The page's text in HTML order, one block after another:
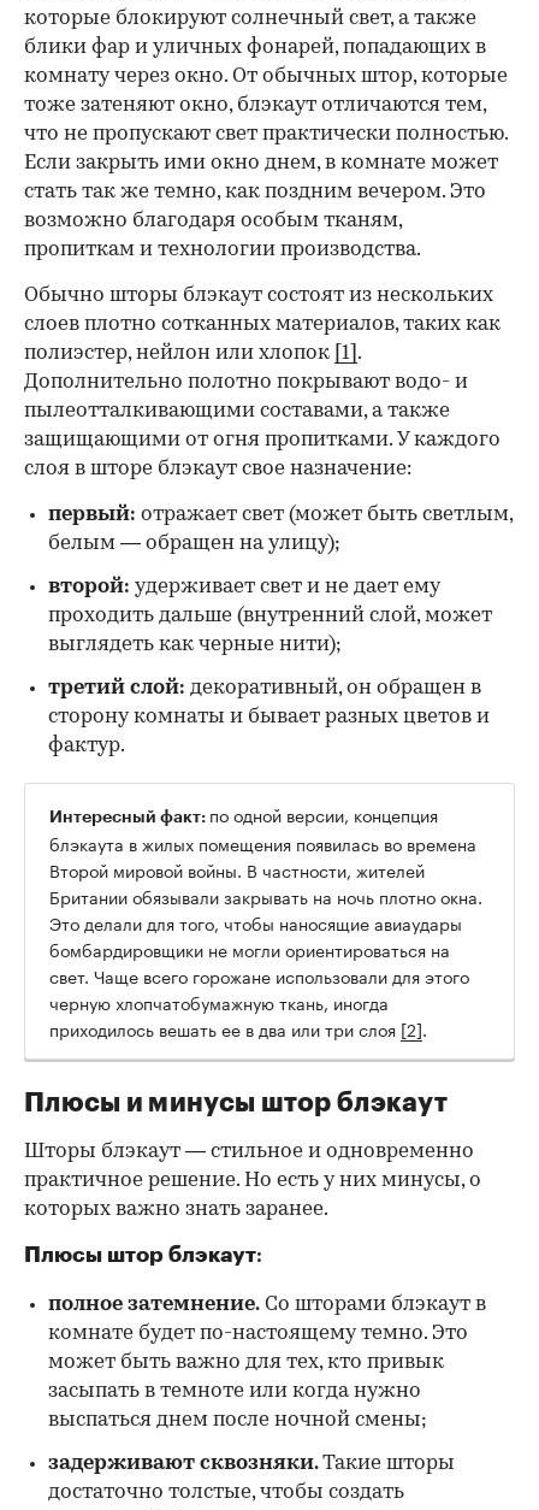
которые блокируют солнечный свет, а также
блики фар и уличных фонарей, попадающих в
комнату через окно. От обычных штор, которые
тоже затеняют окно, блэкаут отличаются тем,
что не пропускают свет практически полностью.
Если закрыть ими окно днем, в комнате может
стать так же темно, как поздним вечером. Это
возможно благодаря особым тканям,
пропиткам и технологии производства.
Обычно шторы блэкаут состоят из нескольких
слоев плотно сотканных материалов, таких как
полиэстер, нейлон или хлопок [1] .
Дополнительно полотно покрывают водо- и
пылеотталкивающими составами, а также
защищающими от огня пропитками. У каждого
слоя в шторе блэкаут свое назначение:
первый: отражает свет (может быть светлым,
белым — обращен на улицу);
второй: удерживает свет и не дает ему
проходить дальше (внутренний слой, может
выглядеть как черные нити);
третий слой: декоративный, он обращен в
сторону комнаты и бывает разных цветов и
фактур.
Интересный факт: по одной версии, концепция
блэкаута в жилых помещения появилась во времена
Второй мировой войны. В частности, жителей
Британии обязывали закрывать на ночь плотно окна.
Это делали для того, чтобы наносящие авиаудары
бомбардировщики не могли ориентироваться на
свет. Чаще всего горожане использовали для этого
черную хлопчатобумажную ткань, иногда
приходилось вешать ее в два или три слоя [2].
Плюсы и минусы штор блэкаут
Шторы блэкаут — стильное и одновременно
практичное решение. Но есть у них минусы, о
которых важно знать заранее.
Плюсы штор блэкаут:
полное затемнение. Со шторами блэкаут в
комнате будет по-настоящему темно. Это
может быть важно для тех, кто привык
засыпать в темноте или когда нужно
выспаться днем после ночной смены;
задерживают сквозняки. Такие шторы
достаточно толстые, чтобы создать